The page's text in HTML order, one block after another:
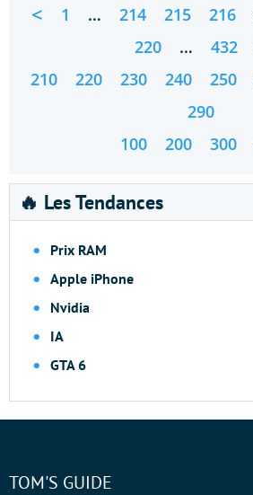
< 1 … 214 215 216
220
… 432
210 220 230 240 250
290
100
200 300
🔥 Les Tendances
Prix RAM
Apple iPhone
Nvidia
IA
GTA 6
TOM'S GUIDE